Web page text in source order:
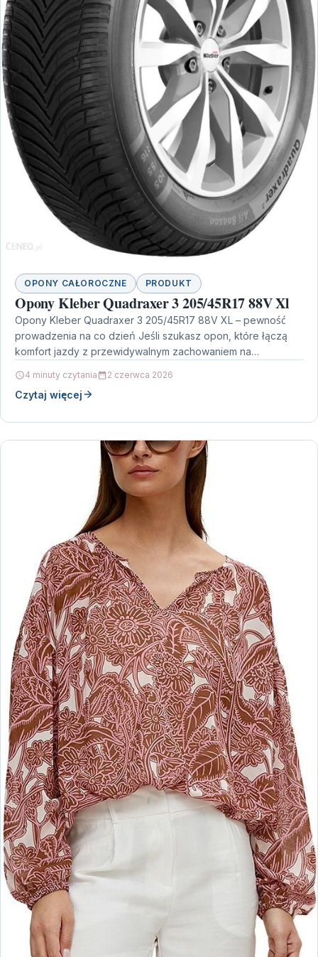
OPONY CAŁOROCZNE PRODUKT
Opony Kleber Quadraxer 3 205/45R17 88V Xl
Opony Kleber Quadraxer 3 205/45R17 88V XL – pewność
prowadzenia na co dzień Jeśli szukasz opon, które łączą
komfort jazdy z przewidywalnym zachowaniem na…
4 minuty czytania 2 czerwca 2026
Czytaj więcej